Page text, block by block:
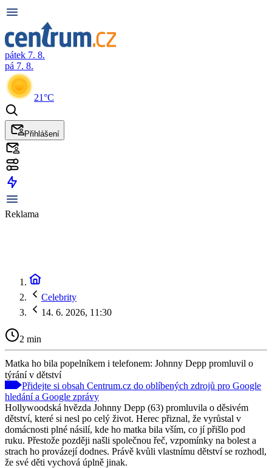
pátek 7. 8.
pá 7. 8.
21°C
Přihlášení
Reklama
Celebrity
14. 6. 2026, 11:30
2 min
Matka ho bila popelníkem i telefonem: Johnny Depp promluvil o
týrání v dětství
Přidejte si obsah Centrum.cz do oblíbených zdrojů pro Google
hledání a Google zprávy
Hollywoodská hvězda Johnny Depp (63) promluvila o děsivém
dětství, které si nesl po celý život. Herec přiznal, že vyrůstal v
domácnosti plné násilí, kde ho matka bila vším, co jí přišlo pod
ruku. Přestože později našli společnou řeč, vzpomínky na bolest a
strach ho provázejí dodnes. Právě kvůli vlastnímu dětství se rozhodl,
že své děti vychová úplně jinak.